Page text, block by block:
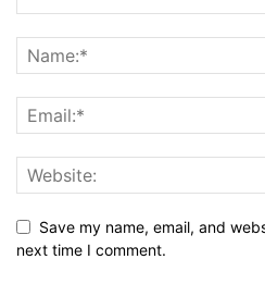
Save my name, email, and
next time I comment.